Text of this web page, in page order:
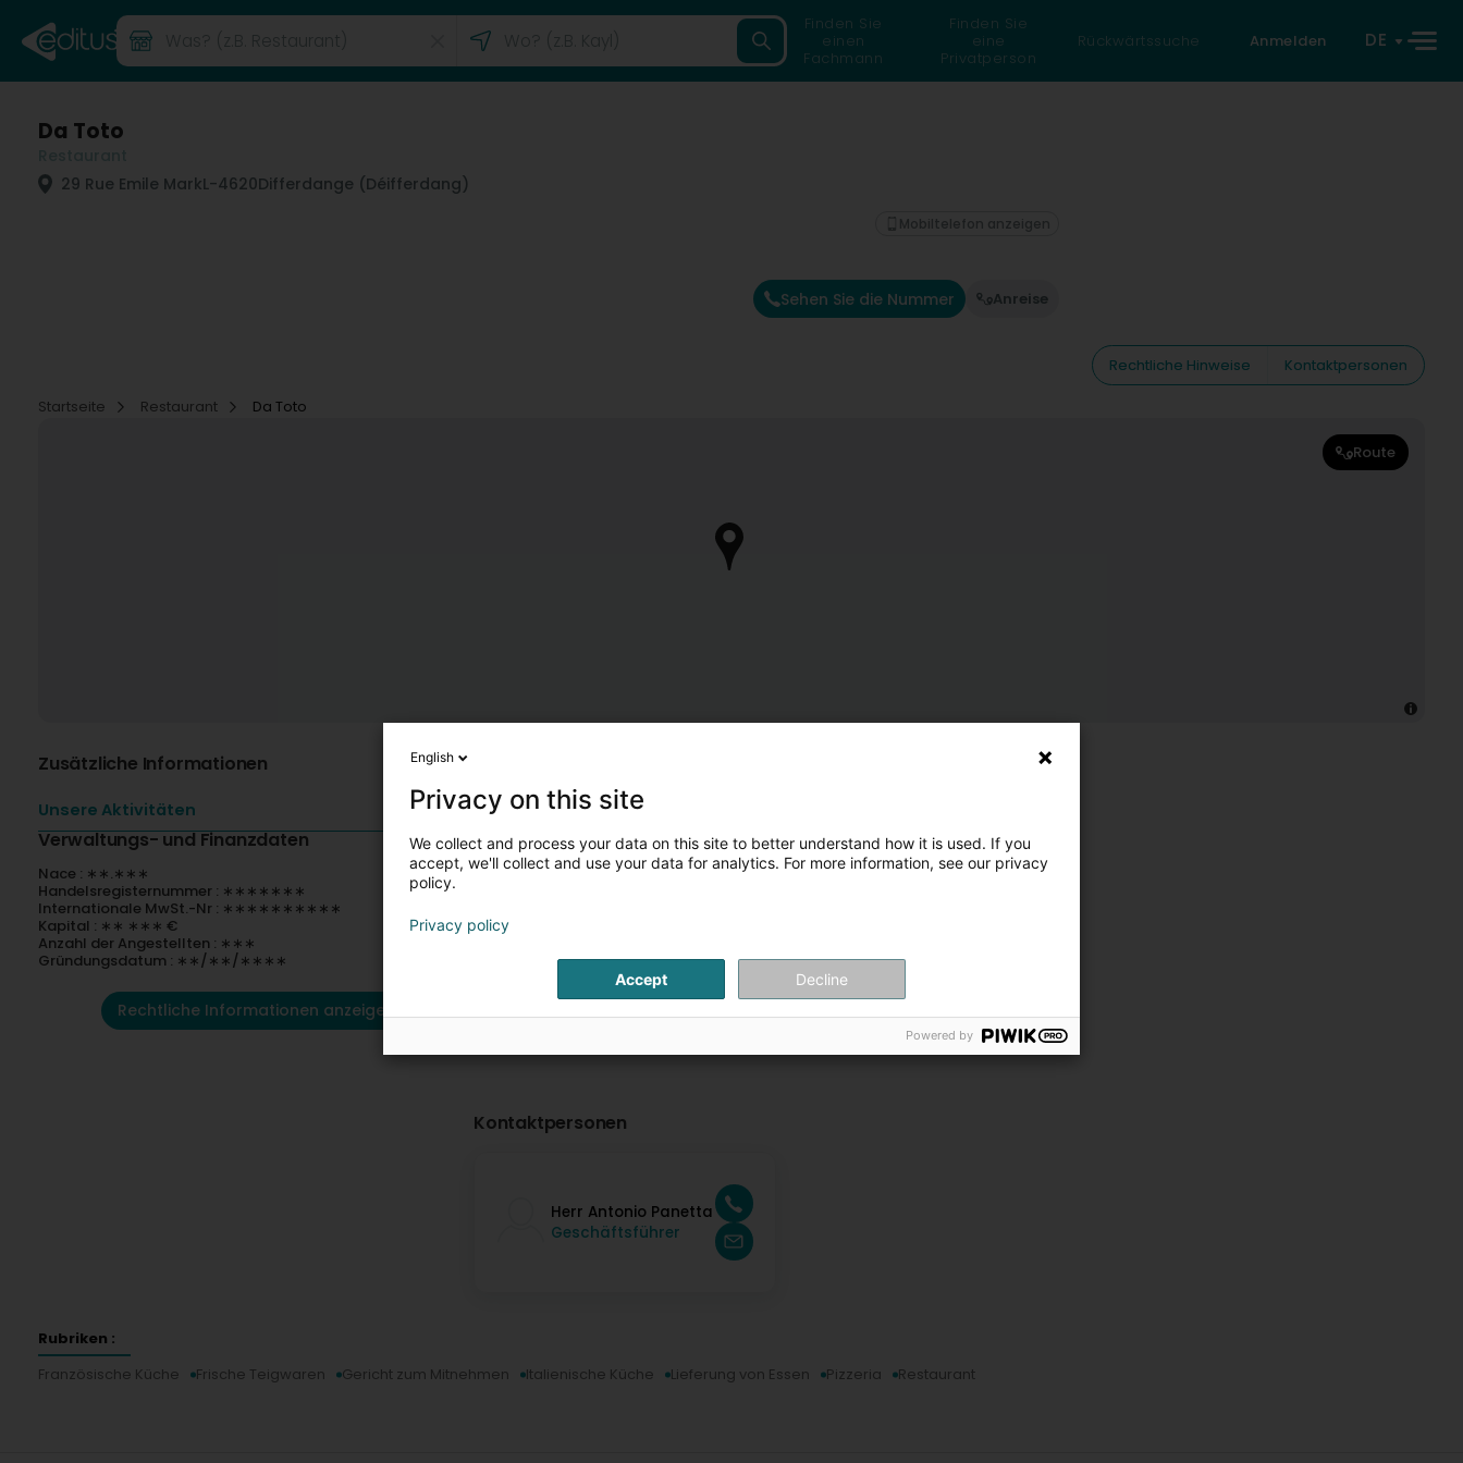
Finden Sie
einen
Fachmann
Finden Sie
eine
Privatperson
Rückwärtssuche Anmelden DE
Da Toto
29 Rue Emile MarkL-4620Differdange (Déifferdang)
Sehen Sie die Nummer Anreise
Mobiltelefon anzeigen
Rechtliche Hinweise
Kontaktpersonen
Startseite
Restaurant Da Toto
Route
Zusätzliche Informationen
Unsere Aktivitäten
Verwaltungs- und Finanzdaten
Nace : ∗∗.∗∗∗
Handelsregisternummer : ∗∗∗∗∗∗∗
Internationale MwSt.-Nr : ∗∗∗∗∗∗∗∗∗∗
Kapital : ∗∗ ∗∗∗ €
Anzahl der Angestellten : ∗∗∗
Gründungsdatum : ∗∗/∗∗/∗∗∗∗
Rechtliche Informationen anzeigen
Kontaktpersonen
Herr Antonio Panetta
Geschäftsführer
Rubriken :
Französische Küche
Frische Teigwaren Gericht zum Mitnehmen Italienische Küche Lieferung von Essen Pizzeria Restaurant
English
Privacy on this site
We collect and process your data on this site to better understand how it is used. If you
accept, we'll collect and use your data for analytics. For more information, see our privacy
policy.
Privacy policy
Accept Decline
Powered by